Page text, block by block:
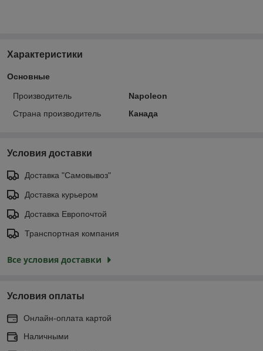
Характеристики
Основные
Производитель
Napoleon
Страна производитель
Канада
Условия доставки
Доставка "Самовывоз"
Доставка курьером
Доставка Европочтой
Транспортная компания
Все условия доставки
Условия оплаты
Онлайн-оплата картой
Наличными